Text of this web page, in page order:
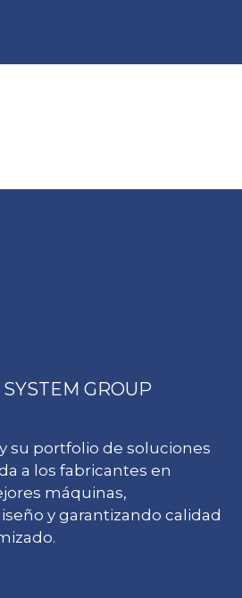
GROUP
su portfolio de soluciones
a los fabricantes en
máquinas,
y garantizando calidad